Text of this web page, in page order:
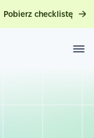
Pobierz checklistę